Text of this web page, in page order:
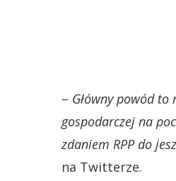
– Główny powód
gospodarczej na
zdaniem RPP do
na Twitterze.